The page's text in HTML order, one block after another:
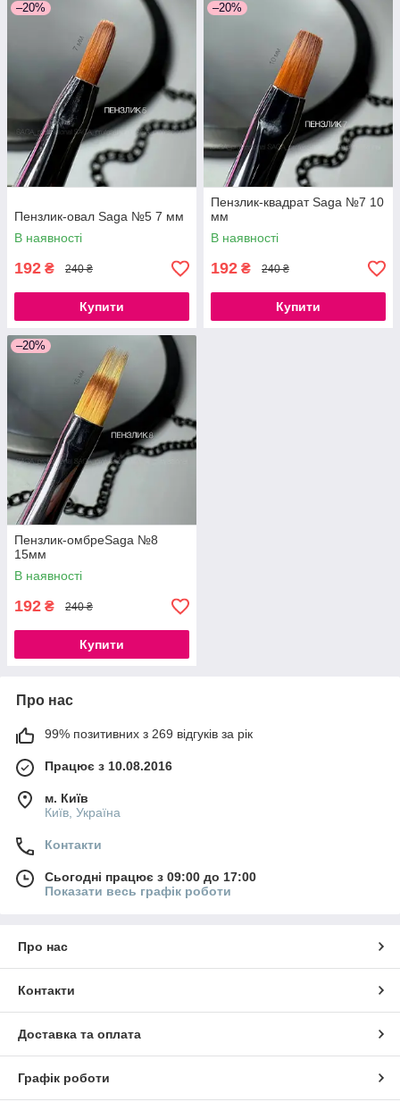
–20%
Пензлик-овал Saga №5 7 мм
В наявності
192 ₴ 240 ₴
Купити
–20%
Пензлик-квадрат Saga №7 10
мм
В наявності
192 ₴ 240 ₴
Купити
–20%
Пензлик-омбреSaga №8
15мм
В наявності
192 ₴ 240 ₴
Купити
Про нас
99% позитивних з 269 відгуків за рік
Працює з 10.08.2016
м. Київ
Київ, Україна
Контакти
Сьогодні працює з 09:00 до 17:00
Показати весь графік роботи
Про нас
Контакти
Доставка та оплата
Графік роботи